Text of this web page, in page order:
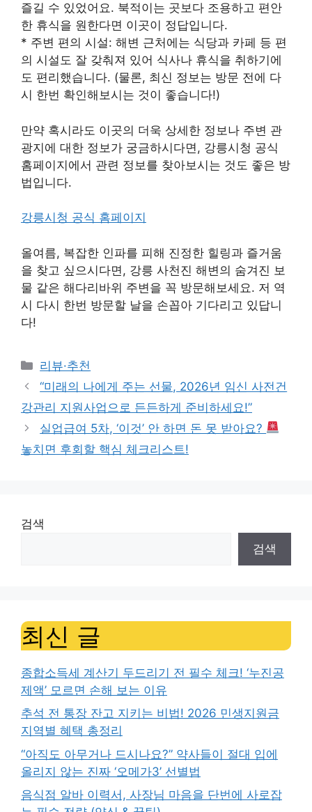
즐길 수 있었어요. 북적이는 곳보다 조용하고 편안
한 휴식을 원한다면 이곳이 정답입니다.
* 주변 편의 시설: 해변 근처에는 식당과 카페 등 편
의 시설도 잘 갖춰져 있어 식사나 휴식을 취하기에
도 편리했습니다. (물론, 최신 정보는 방문 전에 다
시 한번 확인해보시는 것이 좋습니다!)
만약 혹시라도 이곳의 더욱 상세한 정보나 주변 관
광지에 대한 정보가 궁금하시다면, 강릉시청 공식
홈페이지에서 관련 정보를 찾아보시는 것도 좋은 방
법입니다.
강릉시청 공식 홈페이지
올여름, 복잡한 인파를 피해 진정한 힐링과 즐거움
을 찾고 싶으시다면, 강릉 사천진 해변의 숨겨진 보
물 같은 해다리바위 주변을 꼭 방문해보세요. 저 역
시 다시 한번 방문할 날을 손꼽아 기다리고 있답니
다!
Categories
리뷰·추천
“미래의 나에게 주는 선물, 2026년 임신 사전건
강관리 지원사업으로 든든하게 준비하세요!”
실업급여 5차, ‘이것’ 안 하면 돈 못 받아요?
놓치면 후회할 핵심 체크리스트!
검색
검색
최신 글
종합소득세 계산기 두드리기 전 필수 체크! ‘누진공
제액’ 모르면 손해 보는 이유
추석 전 통장 잔고 지키는 비법! 2026 민생지원금
지역별 혜택 총정리
“아직도 아무거나 드시나요?” 약사들이 절대 입에
올리지 않는 진짜 ‘오메가3’ 선별법
음식점 알바 이력서, 사장님 마음을 단번에 사로잡